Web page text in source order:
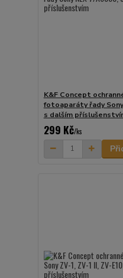
K&F Concept
fotoaparáty řady
s dalším
299 Kč/ks